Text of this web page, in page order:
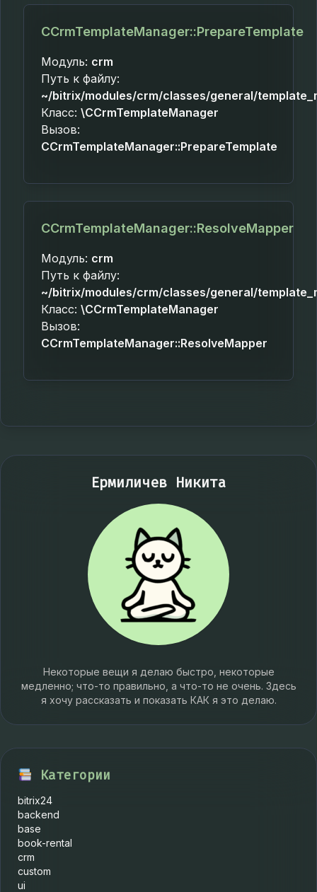
CCrmTemplateManager::PrepareTemplate
Модуль: crm
Путь к файлу:
~/bitrix/modules/crm/classes/general/
Класс: \CCrmTemplateManager
Вызов:
CCrmTemplateManager::PrepareTemplate
CCrmTemplateManager::ResolveMapper
Модуль: crm
Путь к файлу:
~/bitrix/modules/crm/classes/general/
Класс: \CCrmTemplateManager
Вызов:
CCrmTemplateManager::ResolveMapper
Ермиличев Никита
Некоторые вещи я делаю быстро, некоторые
медленно; что-то правильно, а что-то не очень. Здесь
я хочу рассказать и показать КАК я это делаю.
Категории
bitrix24
backend
base
book-rental
crm
custom
ui